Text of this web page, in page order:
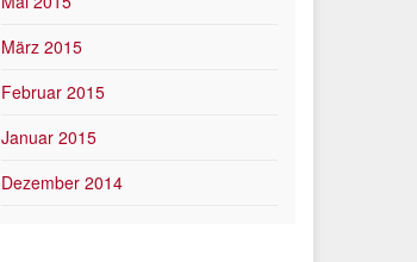
März 2015
Februar 2015
Januar 2015
Dezember 2014